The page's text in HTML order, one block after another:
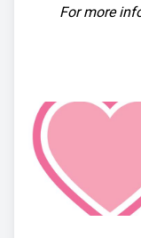
For more